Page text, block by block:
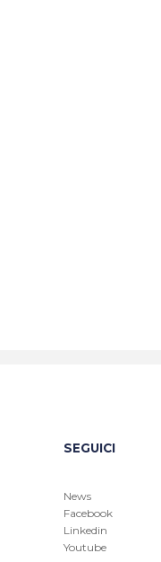
SEGUICI
News
Facebook
Linkedin
Youtube